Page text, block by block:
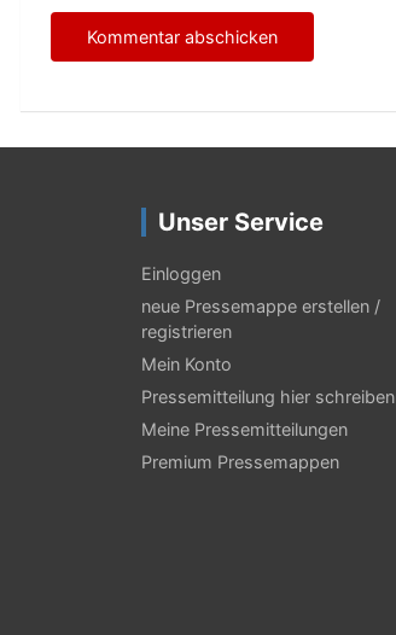
Unser Service
Einloggen
neue Pressemappe erstellen /
registrieren
Mein Konto
Pressemitteilung hier schreiben
Meine Pressemitteilungen
Premium Pressemappen